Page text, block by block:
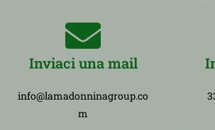
Inviaci una mail
info@lamadonninagroup.co
m